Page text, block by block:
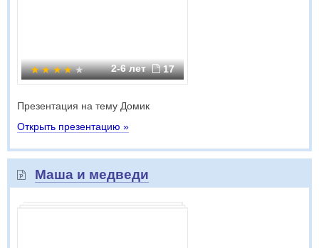
2-6 лет 17
Презентация на тему Домик
Открыть презентацию »
Маша и медведи